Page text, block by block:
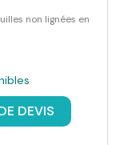
non lignées en
DEVIS